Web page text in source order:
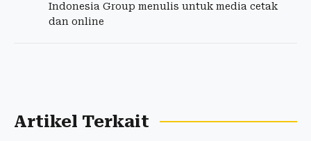
Indonesia Group menulis untuk media cetak
dan online
Artikel Terkait